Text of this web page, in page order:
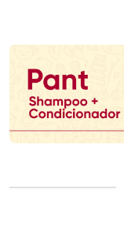
Promoção